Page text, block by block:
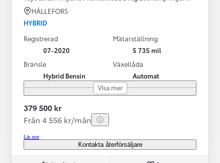
HÄLLEFORS
HYBRID
Registrerad
07-2020
Mätarställning
5 735 mil
Bränsle
Hybrid Bensin
Växellåda
Automat
Visa mer
379 500 kr
Från 4 556 kr/mån
Läs mer
Kontakta återförsäljare